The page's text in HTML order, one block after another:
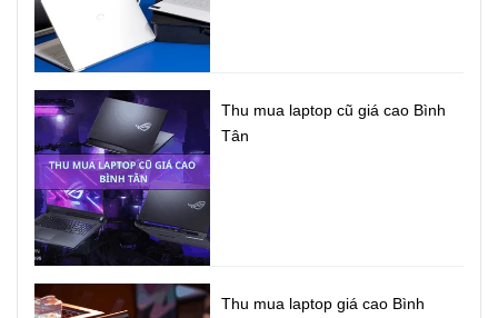
Thu mua laptop cũ giá cao Bình
Tân
Thu mua laptop giá cao Bình